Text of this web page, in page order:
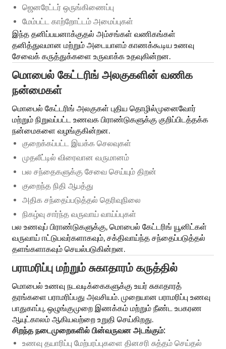
ஜெனரேட்டர் ஒருங்கிணைப்பு
மேம்பட்ட காற்றோட்டம் அமைப்புகள்
இந்த தனிப்பயனாக்குதல் அம்சங்கள் வணிகங்கள்
தனித்துவமான மற்றும் அடையாளம் காணக்கூடிய உணவு
சேவைக் கருத்துக்களை உருவாக்க உதவுகின்றன.
மொபைல் கேட்டரிங் அலகுகளின் வணிக
நன்மைகள்
மொபைல் கேட்டரிங் அலகுகள் புதிய தொழில்முனைவோர்
மற்றும் நிறுவப்பட்ட உணவக பிராண்டுகளுக்கு குறிப்பிடத்தக்க
நன்மைகளை வழங்குகின்றன.
குறைக்கப்பட்ட இயக்க செலவுகள்
முதலீட்டில் விரைவான வருமானம்
பல சந்தைகளுக்கு சேவை செய்யும் திறன்
குறைந்த நிதி ஆபத்து
அதிக சந்தைப்படுத்தல் தெரிவுநிலை
நிகழ்வு சார்ந்த வருவாய் வாய்ப்புகள்
பல உணவுப் பிராண்டுகளுக்கு, மொபைல் கேட்டரிங் யூனிட்கள்
வருவாய் ஈட்டுபவர்களாகவும், சக்திவாய்ந்த சந்தைப்படுத்தல்
தளங்களாகவும் செயல்படுகின்றன.
பராமரிப்பு மற்றும் சுகாதாரம் கருத்தில்
மொபைல் உணவு நடவடிக்கைகளுக்கு உயர் சுகாதாரத்
தரங்களை பராமரிப்பது அவசியம். முறையான பராமரிப்பு உணவு
பாதுகாப்பு, ஒழுங்குமுறை இணக்கம் மற்றும் நீண்ட உபகரண
ஆயுட்காலம் ஆகியவற்றை உறுதி செய்கிறது.
சிறந்த நடைமுறைகளில் பின்வருவன அடங்கும்:
உணவு தயாரிப்பு மேற்பரப்புகளை தினசரி சுத்தம் செய்தல்